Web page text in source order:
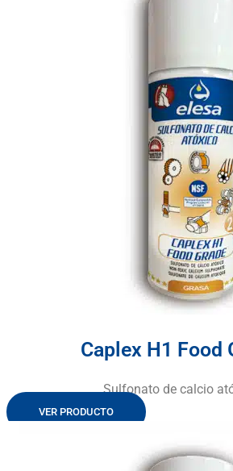
Caplex H1 Food
Sulfonato de calcio
VER PRODUCTO